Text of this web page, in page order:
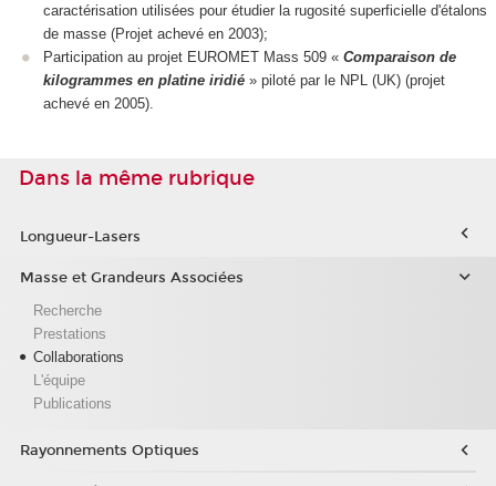
caractérisation utilisées pour étudier la rugosité superficielle d'étalons
de masse (Projet achevé en 2003);
Participation au projet EUROMET Mass 509 « Comparaison de
kilogrammes en platine iridié » piloté par le NPL (UK) (projet
achevé en 2005).
Dans la même rubrique
Longueur-Lasers
Masse et Grandeurs Associées
Recherche
Prestations
Collaborations
L'équipe
Publications
Rayonnements Optiques